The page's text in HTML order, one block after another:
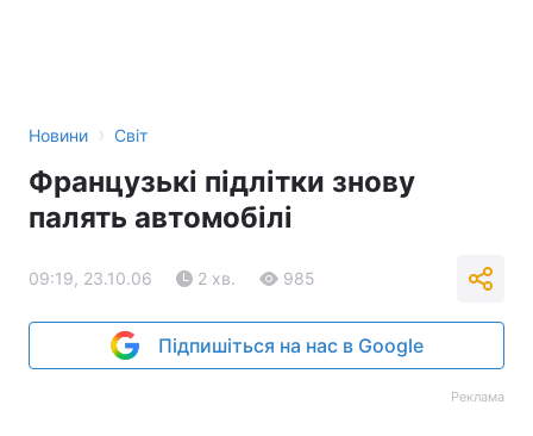
Новини › Світ
Французькі підлітки знову
палять автомобілі
09:19, 23.10.06 2 хв. 985
Підпишіться на нас в Google
Реклама